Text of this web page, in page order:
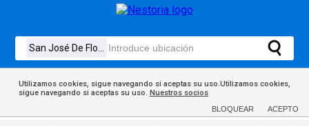
Utilizamos cookies, sigue navegando si aceptas su uso.Utilizamos cookies,
sigue navegando si aceptas su uso. Nuestros socios
BLOQUEAR ACEPTO